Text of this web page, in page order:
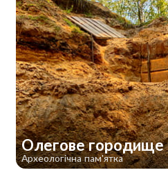
Олегове городище
Археологічна пам'ятка